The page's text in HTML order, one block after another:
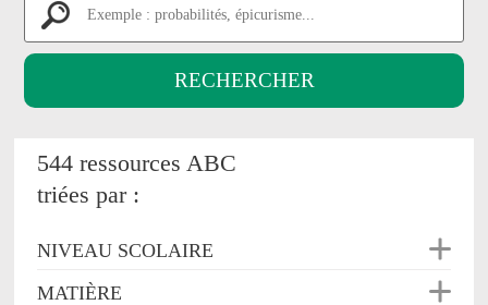
544 ressources ABC
triées par :
NIVEAU SCOLAIRE
MATIÈRE